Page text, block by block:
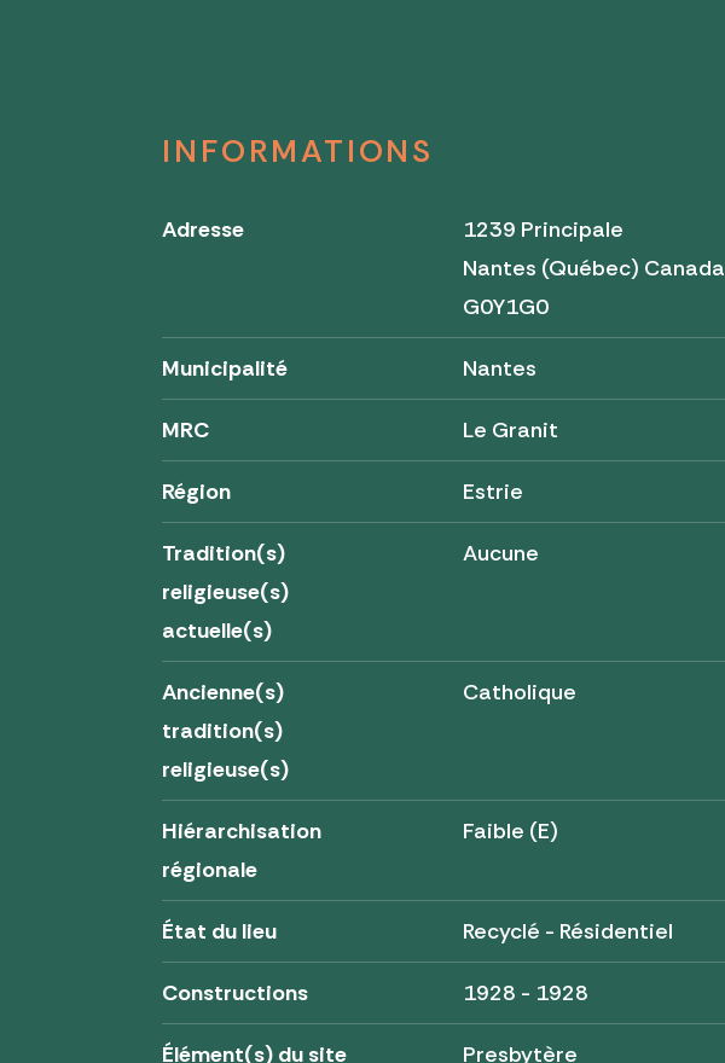
INFORMATIONS
Adresse
1239 Principale
Nantes (Québec) Canada
G0Y1G0
Municipalité Nantes
MRC Le Granit
Région Estrie
Tradition(s)
religieuse(s)
actuelle(s)
Aucune
Ancienne(s)
tradition(s)
religieuse(s)
Catholique
Hiérarchisation
régionale
Faible (E)
État du lieu Recyclé - Résidentiel
Constructions 1928 - 1928
Élément(s) du site Presbytère